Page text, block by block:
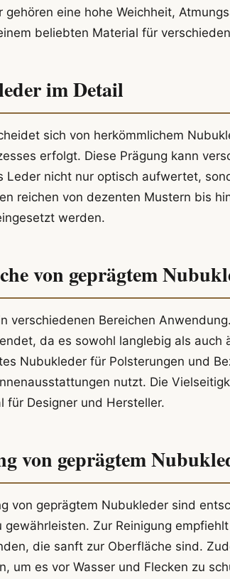
gehören eine hohe Weichheit,
beliebten Material für
im Detail
sich von herkömmlichem
erfolgt. Diese Prägung kann
Leder nicht nur optisch aufwertet,
reichen von dezenten Mustern bis
werden.
von geprägtem
verschiedenen Bereichen
da es sowohl langlebig als auch
Nubukleder für Polsterungen und
nutzt. Die
für Designer und Hersteller.
von geprägtem
von geprägtem Nubukleder sind
Zur Reinigung
die sanft zur Oberfläche sind.
um es vor Wasser und Flecken zu